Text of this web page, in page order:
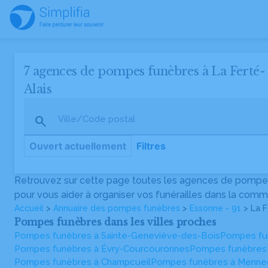
7 agences de pompes funèbres à La Ferté-
Alais
Ville/Code postal
Ouvert actuellement Filtres
Pompes Funèbres et Marbrerie Roger Marin
4, rue Sainte Barbe, 91590 La Ferté-Alais
01 64 57 42 74
Pompes Funèbres et Marbrerie Stranart - PFG
40bis route de Corbeil, 91590 Baulne
01 64 57 60 94
Retrouvez sur cette page toutes les agences de
pour vous aider à organiser vos funérailles dans la
Accueil > Annuaire des pompes funèbres > Essonne - 91 > La
Pompes funèbres dans les villes proches
Pompes funèbres à Sainte-Geneviève-des-BoisPompes
Pompes funèbres à Évry-CourcouronnesPompes
Pompes funèbres à ChampcueilPompes funèbres à